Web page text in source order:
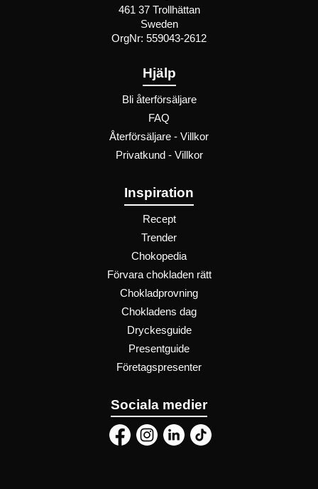
461 37 Trollhättan
Sweden
OrgNr: 559043-2612
Hjälp
Bli återförsäljare
FAQ
Återförsäljare - Villkor
Privatkund - Villkor
Inspiration
Recept
Trender
Chokopedia
Förvara chokladen rätt
Chokladprovning
Chokladens dag
Dryckesguide
Presentguide
Företagspresenter
Sociala medier